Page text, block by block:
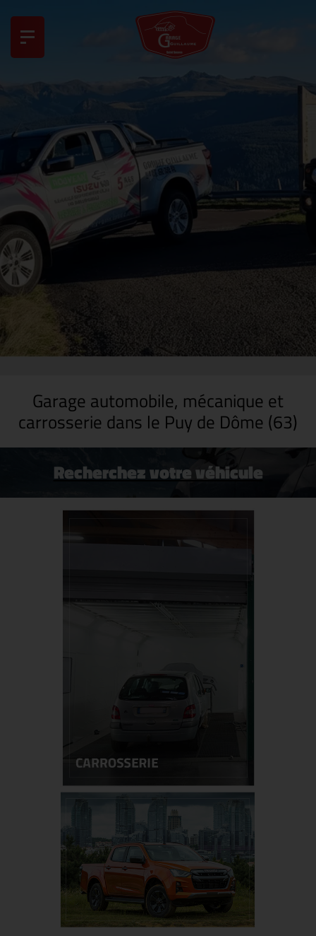
Garage automobile, mécanique et
carrosserie dans le Puy de Dôme (63)
Recherchez votre véhicule